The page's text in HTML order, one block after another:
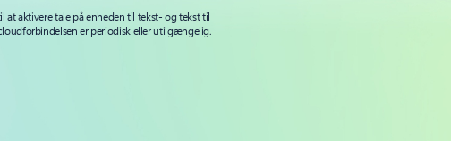
at aktivere tale på enheden til tekst- og tekst til
er periodisk eller utilgængelig.